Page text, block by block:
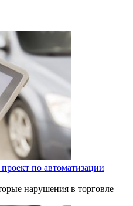
по автоматизации
нарушения в торговле